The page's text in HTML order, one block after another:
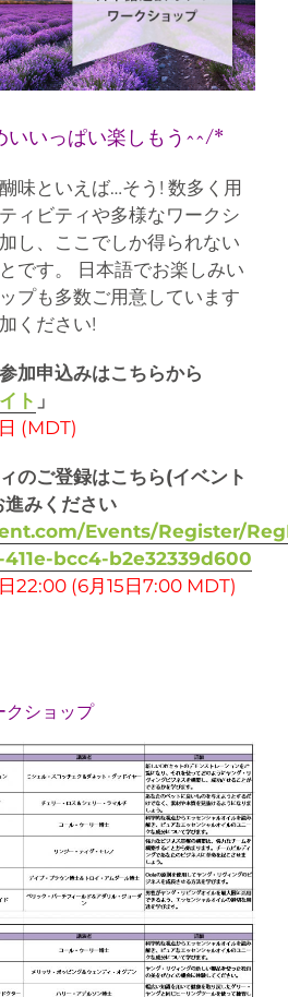
いいっぱい楽しもう^^/*
味といえば…そう! 数多く用
ィビティや多様なワークシ
し、ここでしか得られない
です。 日本語でお楽しみい
プも多数ご用意しています
ください!
加申込みはこちらから
ト 」
(MDT)
のご登録はこちら(イベント
進みください
Events/Register/
bcc4-b2e32339d600
22:00 (6月15日7:00 MDT)
クショップ